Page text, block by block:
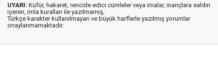
UYARI: Küfür, hakaret, rencide edici cümleler veya imalar, inançlara saldırı
içeren, imla kuralları ile yazılmamış,
Türkçe karakter kullanılmayan ve büyük harflerle yazılmış yorumlar
onaylanmamaktadır.